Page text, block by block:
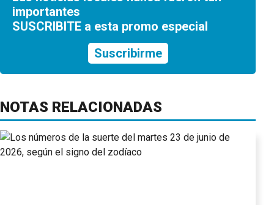
importantes
SUSCRIBITE a esta promo especial
Suscribirme
NOTAS RELACIONADAS